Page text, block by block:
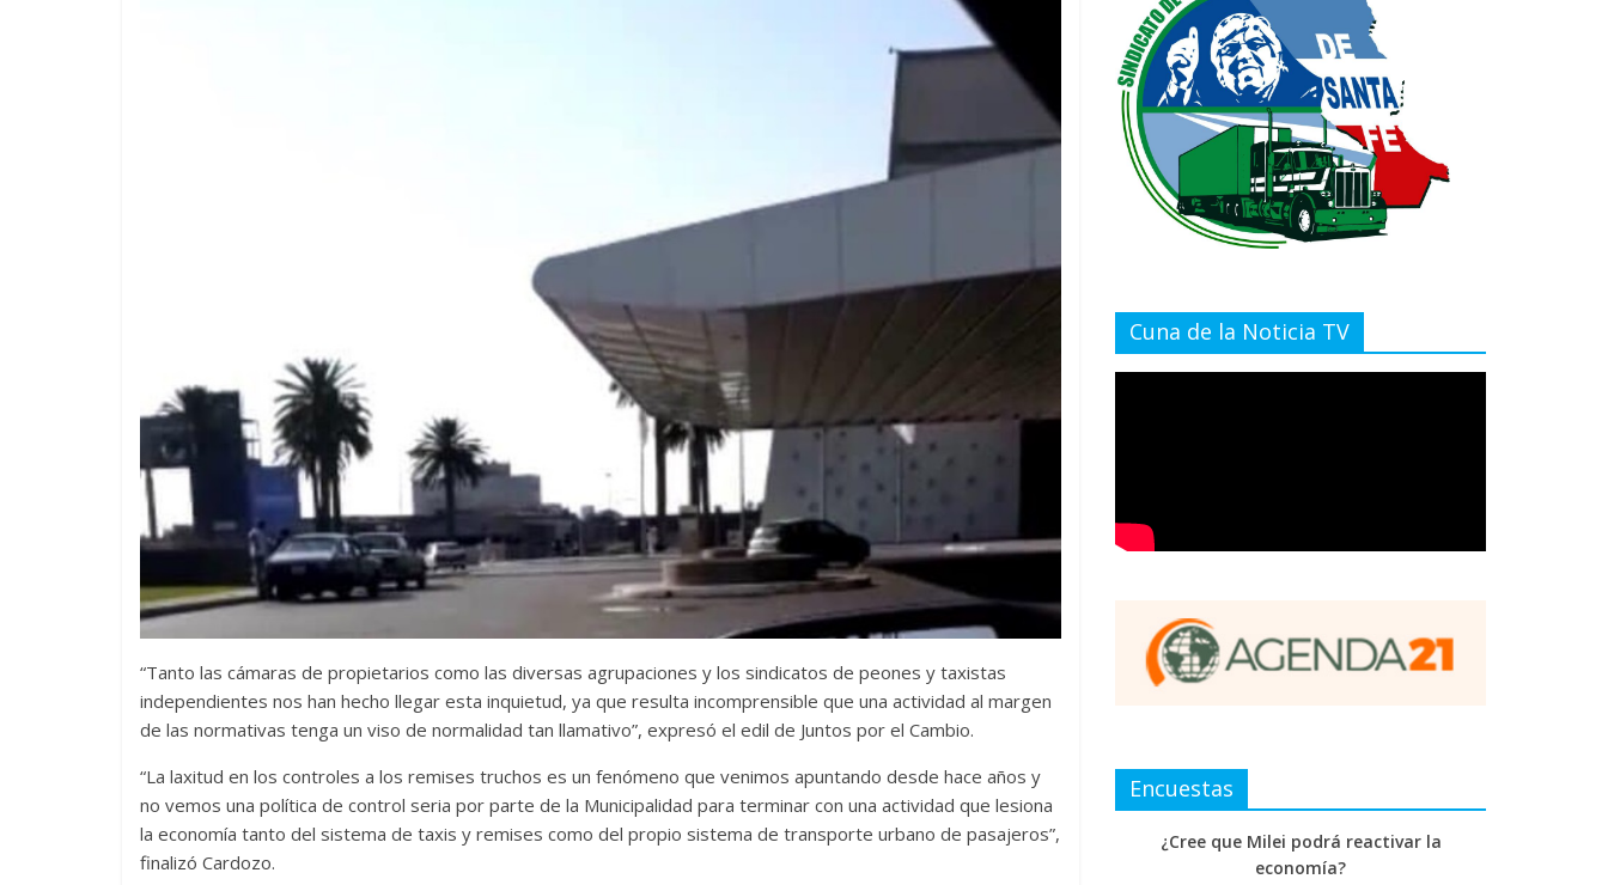
“Tanto las cámaras de propietarios como las diversas agrupaciones y los sindicatos de peones y taxistas
independientes nos han hecho llegar esta inquietud, ya que resulta incomprensible que una actividad al margen
de las normativas tenga un viso de normalidad tan llamativo”, expresó el edil de Juntos por el Cambio.
“La laxitud en los controles a los remises truchos es un fenómeno que venimos apuntando desde hace años y
no vemos una política de control seria por parte de la Municipalidad para terminar con una actividad que lesiona
la economía tanto del sistema de taxis y remises como del propio sistema de transporte urbano de pasajeros”,
finalizó Cardozo.
Cuna de la Noticia TV
Encuestas
¿Cree que Milei podrá reactivar la
economía?